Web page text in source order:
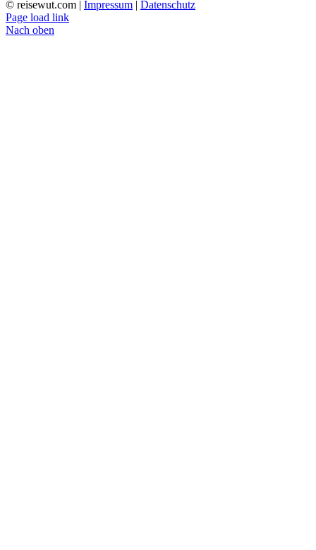
© reisewut.com | Impressum | Datenschutz
Page load link
Nach oben